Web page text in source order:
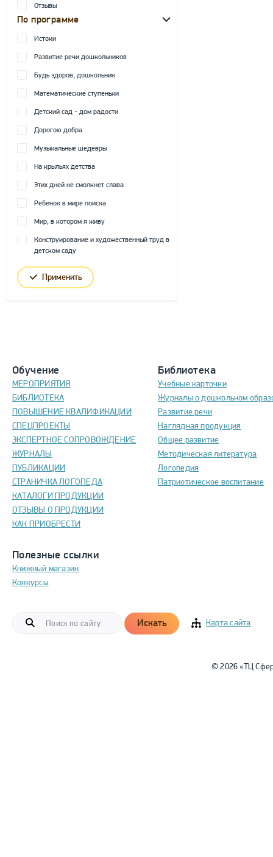
Отзывы
По программе
Истоки
Развитие речи дошкольников
Будь здоров, дошкольник
Математические ступеньки
Детский сад - дом радости
Дорогою добра
Музыкальные шедевры
На крыльях детства
Этих дней не смолкнет слава
Ребенок в мире поиска
Мир, в котором я живу
Конструирование и художественный труд в
детском саду
Применить
Обучение
МЕРОПРИЯТИЯ
БИБЛИОТЕКА
ПОВЫШЕНИЕ КВАЛИФИКАЦИИ
СПЕЦПРОЕКТЫ
ЭКСПЕРТНОЕ СОПРОВОЖДЕНИЕ
ЖУРНАЛЫ
ПУБЛИКАЦИИ
СТРАНИЧКА ЛОГОПЕДА
КАТАЛОГИ ПРОДУКЦИИ
ОТЗЫВЫ О ПРОДУКЦИИ
КАК ПРИОБРЕСТИ
Полезные ссылки
Книжный магазин
Конкурсы
Библиотека
Учебные карточки
Журналы о дошкольном
Развитие речи
Наглядная продукция
Общее развитие
Методическая литература
Логопедия
Патриотическое воспитание
Искать Карта сайта
© 2026 «ТЦ